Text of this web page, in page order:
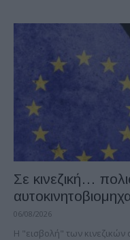
Σε κινεζική…
06/08/2026
Η "εισβολή" των